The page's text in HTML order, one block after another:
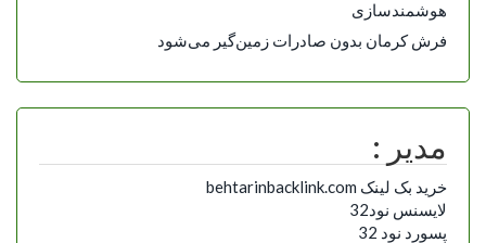
هوشمندسازی
فرش کرمان بدون صادرات زمین‌گیر می‌شود
مدیر :
خرید بک لینک behtarinbacklink.com
لایسنس نود32
پسورد نود 32